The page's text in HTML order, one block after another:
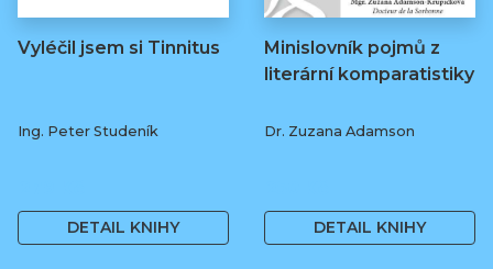
Vyléčil jsem si Tinnitus
Ing. Peter Studeník
DETAIL KNIHY
Minislovník pojmů z
literární komparatistiky
Dr. Zuzana Adamson
DETAIL KNIHY